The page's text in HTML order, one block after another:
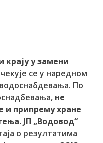
крају у замени
се у наредном
По
не
и припрему хране
ЈП „Водовод“
о резултатима